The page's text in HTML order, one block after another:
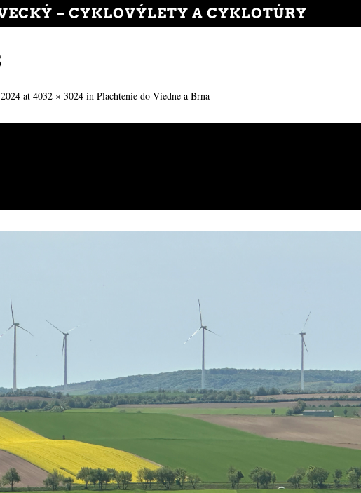
– CYKLOVÝLETY A CYKLOTÚRY
at 4032 × 3024 in Plachtenie do Viedne a Brna